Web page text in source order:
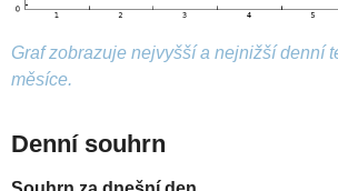
Graf zobrazuje nejvyšší a nejnižší denní
měsíce.
Denní souhrn